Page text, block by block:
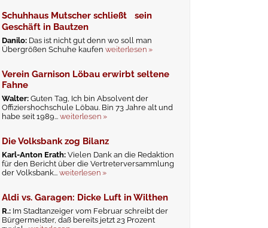
Schuhhaus Mutscher schließt sein
Geschäft in Bautzen
Danilo: Das ist nicht gut denn wo soll man
Übergrößen Schuhe kaufenweiterlesen »
Verein Garnison Löbau erwirbt seltene
Fahne
Walter:Guten Tag, Ich bin Absolvent der
Offiziershochschule Löbau. Bin 73 Jahre alt und
habe seit 1989...weiterlesen »
Die Volksbank zog Bilanz
Karl-Anton Erath:Vielen Dank an die Redaktion
für den Bericht über die Vertreterversammlung
der Volksbank...weiterlesen »
Aldi vs. Garagen: Dicke Luft in Wilthen
R.: Im Stadtanzeiger vom Februar schreibt der
Bürgermeister, daß bereits jetzt 23 Prozent